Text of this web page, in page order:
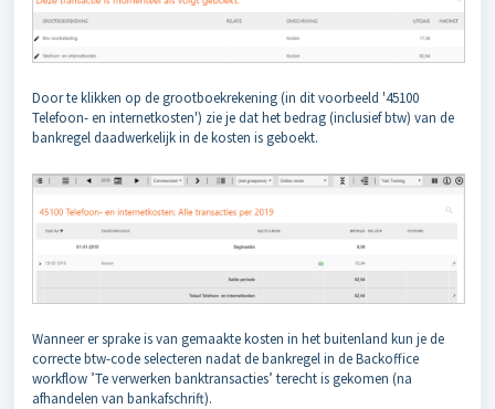
Door te klikken op de grootboekrekening (in dit voorbeeld '45100
Telefoon- en internetkosten') zie je dat het bedrag (inclusief btw) van de
bankregel daadwerkelijk in de kosten is geboekt.
Wanneer er sprake is van gemaakte kosten in het buitenland kun je de
correcte btw-code selecteren nadat de bankregel in de Backoffice
workflow ’Te verwerken banktransacties’ terecht is gekomen (na
afhandelen van bankafschrift).